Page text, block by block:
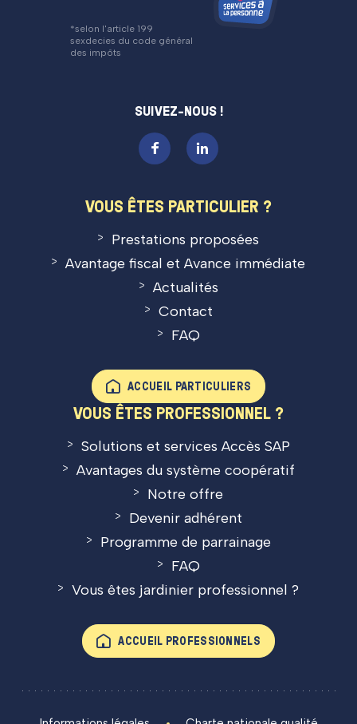
*selon l'article 199
sexdecies du code général
des impôts
SUIVEZ-NOUS !
VOUS ÊTES PARTICULIER ?
Prestations proposées
Avantage fiscal et Avance immédiate
Actualités
Contact
FAQ
ACCUEIL PARTICULIERS
VOUS ÊTES PROFESSIONNEL ?
Solutions et services Accès SAP
Avantages du système coopératif
Notre offre
Devenir adhérent
Programme de parrainage
FAQ
Vous êtes jardinier professionnel ?
ACCUEIL PROFESSIONNELS